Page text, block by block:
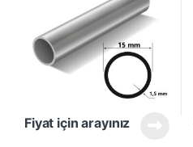
Fiyat için arayınız